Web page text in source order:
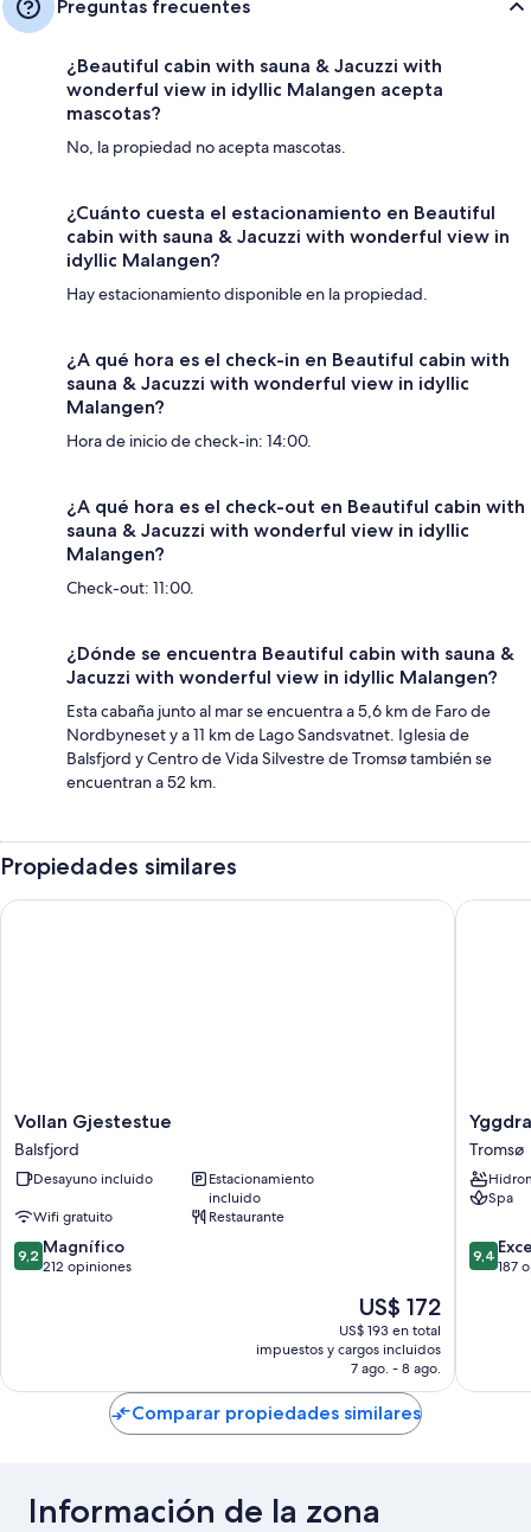
Preguntas frecuentes
¿Beautiful cabin with sauna & Jacuzzi with
wonderful view in idyllic Malangen acepta
mascotas?
No, la propiedad no acepta mascotas.
¿Cuánto cuesta el estacionamiento en Beautiful
cabin with sauna & Jacuzzi with wonderful view in
idyllic Malangen?
Hay estacionamiento disponible en la propiedad.
¿A qué hora es el check-in en Beautiful cabin with
sauna & Jacuzzi with wonderful view in idyllic
Malangen?
Hora de inicio de check-in: 14:00.
¿A qué hora es el check-out en Beautiful cabin with
sauna & Jacuzzi with wonderful view in idyllic
Malangen?
Check-out: 11:00.
¿Dónde se encuentra Beautiful cabin with sauna &
Jacuzzi with wonderful view in idyllic Malangen?
Esta cabaña junto al mar se encuentra a 5,6 km de Faro de
Nordbyneset y a 11 km de Lago Sandsvatnet. Iglesia de
Balsfjord y Centro de Vida Silvestre de Tromsø también se
encuentran a 52 km.
Propiedades similares
Vollan
Gjestestue
Balsfjord
Vollan Gjestestue
Balsfjord
Desayuno incluido
Estacionamiento
incluido
Wifi gratuito
Restaurante
9.2
de
9,2 Magnífico
212 opiniones
El
precio
actual
es
de
US$ 172
US$ 172
US$ 193 en total
impuestos y cargos incluidos
7 ago. - 8 ago.
Vollan Gjestestue
Retreat,
Spa
&
Tromsø
Tromsø
Spa
9.4
de
9,4
187
Comparar propiedades similares
Información de la zona